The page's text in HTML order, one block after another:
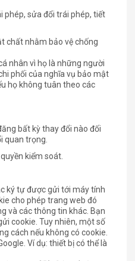
phép, sửa đổi trái phép, tiết
chất nhằm bảo vệ chống
nhân vì họ là những người
phối của nghĩa vụ bảo mật
họ không tuân theo các
bất kỳ thay đổi nào đối
quan trọng.
kiểm soát.
ký tự được gửi tới máy tính
cho phép trang web đó
và các thông tin khác. Bạn
cookie. Tuy nhiên, một số
cách nếu không có cookie.
Ví dụ: thiết bị có thể là